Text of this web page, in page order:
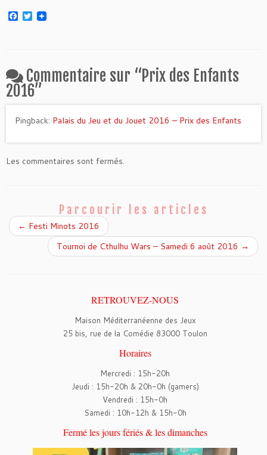
F
o
k
T
w
r
Commentaire sur “Prix des Enfants
2016”
Pingback: Palais du Jeu et du Jouet 2016 – Prix des Enfants
Les commentaires sont fermés.
Parcourir les articles
← Festi Minots 2016
Tournoi de Cthulhu Wars – Samedi 6 août 2016 →
RETROUVEZ-NOUS
Maison Méditerranéenne des Jeux
25 bis, rue de la Comédie 83000 Toulon
Horaires
Mercredi : 15h-20h
Jeudi : 15h-20h & 20h-0h (gamers)
Vendredi : 15h-0h
Samedi : 10h-12h & 15h-0h
Fermé les jours fériés & les dimanches